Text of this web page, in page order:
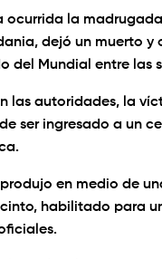
ocurrida la
dejó un muerto y
del Mundial entre las
las autoridades, la
ser ingresado a un
produjo en medio de
habilitado para